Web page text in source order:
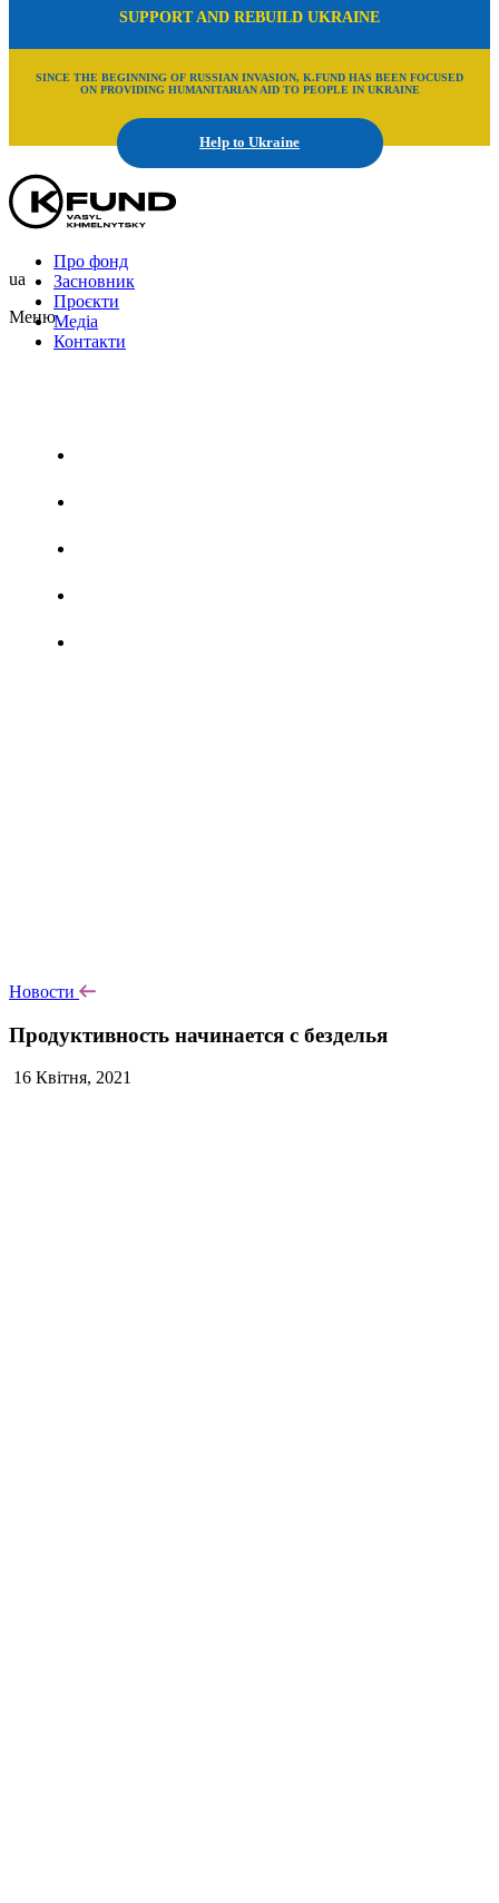
SUPPORT AND REBUILD UKRAINE
SINCE THE BEGINNING OF RUSSIAN INVASION, K.FUND HAS BEEN FOCUSED
ON PROVIDING HUMANITARIAN AID TO PEOPLE IN UKRAINE
Help to Ukraine
Про фонд
Засновник
Проєкти
Медіа
Контакти
ua
Меню
Новости
Продуктивность начинается с безделья
16 Квітня, 2021